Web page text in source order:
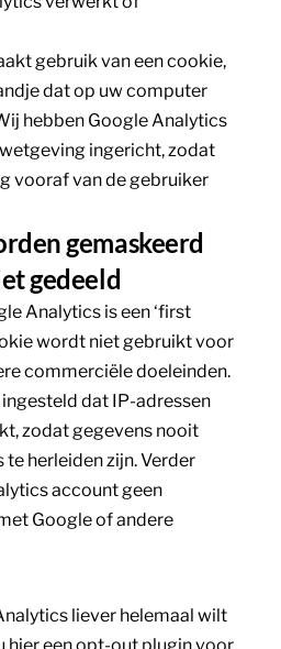
gebruik van een cookie,
dat op uw computer
hebben Google Analytics
ingericht, zodat
vooraf van de gebruiker
gemaskeerd
gedeeld
Analytics is een ‘first
wordt niet gebruikt voor
commerciële doeleinden.
dat IP-adressen
zodat gegevens nooit
te herleiden zijn. Verder
account geen
Google of andere
liever helemaal wilt